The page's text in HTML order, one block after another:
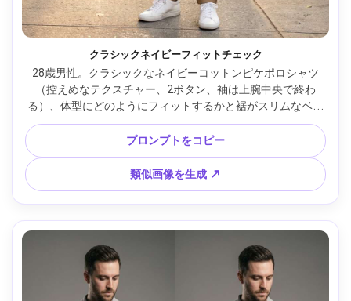
クラシックネイビーフィットチェック
28歳男性。クラシックなネイビーコットンピケポロシャツ
（控えめなテクスチャー、2ボタン、袖は上腕中央で終わ
る）、体型にどのようにフィットするかと裾がスリムなベー
ジュチノの上にどうのるかを見せる、白革スニーカーとミニ
マル腕時計、都市の歩道で屋外、ゴールデンアワーの柔らか
い影、Sony A7IV、85mm f/1.4、浅い被写界深度、ウエスト
～全身フレーム、冷静で自信ある雰囲気、自然な肌感、エデ
ィトリアルカラーグレーディング、高解像度、シャープフォ
ーカス --ar 4:5
プロンプトをコピー
類似画像を生成 ↗